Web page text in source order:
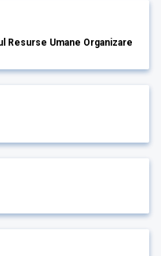
Resurse Umane Organizare